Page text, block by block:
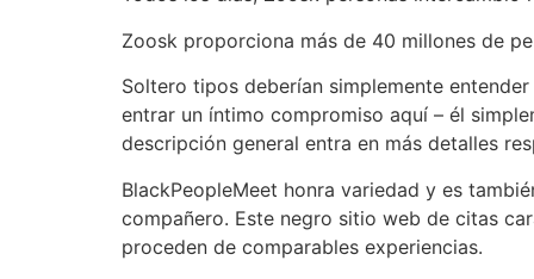
Zoosk proporciona más de 40 millones de
Soltero tipos deberían simplemente
entrar un íntimo compromiso aquí – él
descripción general entra en más detalles
BlackPeopleMeet honra variedad y es
compañero. Este negro sitio web de citas
proceden de comparables experiencias.